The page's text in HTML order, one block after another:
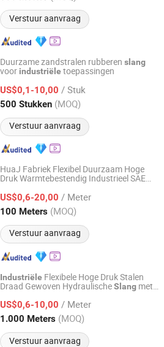
Verstuur aanvraag
Duurzame zandstralen rubberen slang
voor industriële toepassingen
US$0,1-10,00 / Stuk
500 Stukken (MOQ)
Verstuur aanvraag
Co., Ltd.
Sinds 2025
HuaJ Fabriek Flexibel Duurzaam Hoge
Druk Warmtebestendig Industrieel SAE
Slang
US$0,6-20,00 / Meter
100 Meters (MOQ)
Verstuur aanvraag
Technology Co., Ltd
Sinds 2019
Industriële Flexibele Hoge Druk Stalen
Draad Gewoven HydraulischeSlang met
1at/1sn/R2at/2sn
US$0,6-10,00 / Meter
1.000 Meters (MOQ)
Verstuur aanvraag
CO., LTD.
Sinds 2020